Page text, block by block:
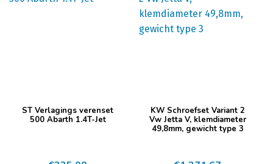
ST Verlagings verenset
500 Abarth 1.4T-Jet
KW Schroefset Variant 2
Vw Jetta V, klemdiameter
49,8mm, gewicht type 3